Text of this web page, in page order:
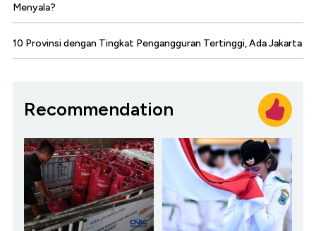
Menyala?
10 Provinsi dengan Tingkat Pengangguran Tertinggi, Ada Jakarta
Recommendation